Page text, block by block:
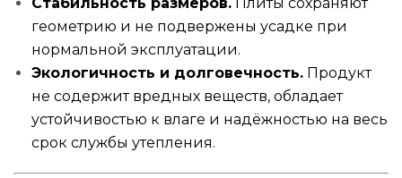
Стабильность размеров. Плиты сохраняют
геометрию и не подвержены усадке при
нормальной эксплуатации.
Экологичность и долговечность. Продукт
не содержит вредных веществ, обладает
устойчивостью к влаге и надёжностью на весь
срок службы утепления.